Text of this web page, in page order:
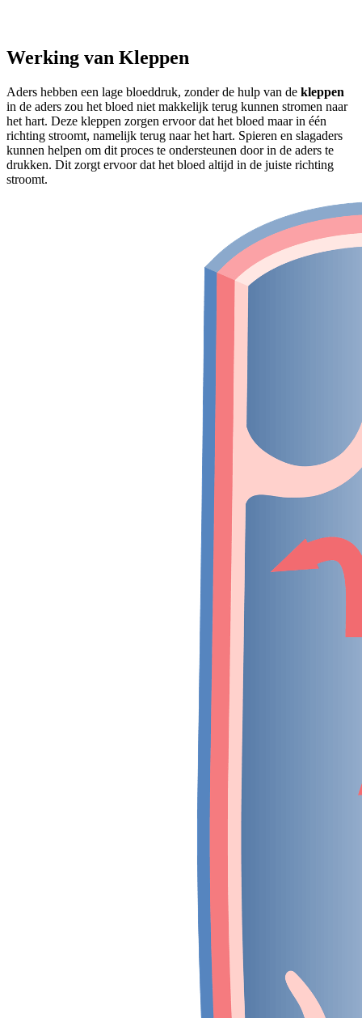
Werking van Kleppen
Aders hebben een lage bloeddruk, zonder de hulp van de kleppen
in de aders zou het bloed niet makkelijk terug kunnen stromen naar
het hart. Deze kleppen zorgen ervoor dat het bloed maar in één
richting stroomt, namelijk terug naar het hart. Spieren en slagaders
kunnen helpen om dit proces te ondersteunen door in de aders te
drukken. Dit zorgt ervoor dat het bloed altijd in de juiste richting
stroomt.